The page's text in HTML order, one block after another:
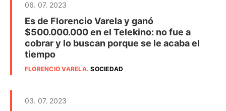
06. 07. 2023
Es de Florencio Varela y ganó
$500.000.000 en el Telekino: no fue a
cobrar y lo buscan porque se le acaba el
tiempo
FLORENCIO VARELA.SOCIEDAD
03. 07. 2023